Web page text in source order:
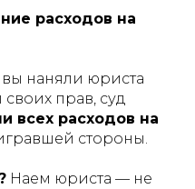
расходов на
вы наняли юриста
прав, суд
всех расходов на
стороны.
Наем юриста — не